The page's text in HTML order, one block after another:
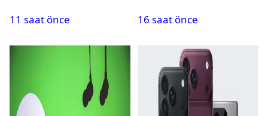
11 saat önce
16 saat önce